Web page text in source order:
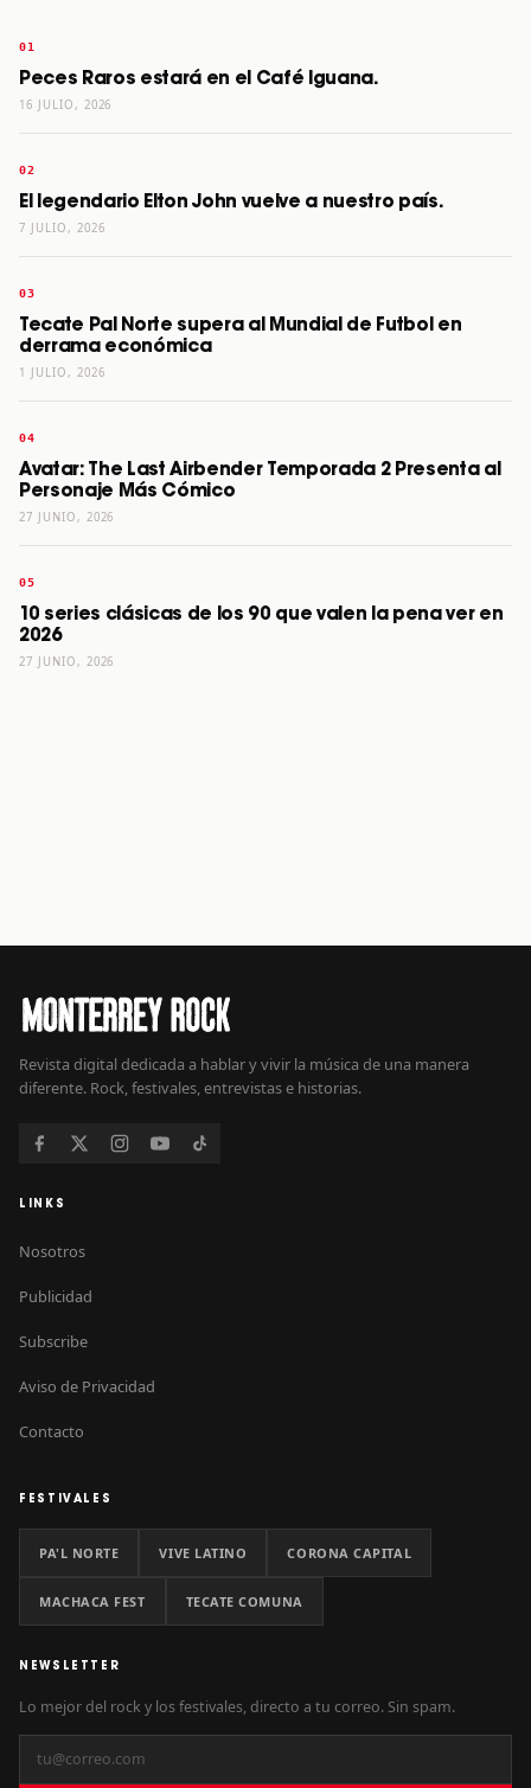
Peces Raros estará en el Café Iguana.
16 JULIO, 2026
El legendario Elton John vuelve a nuestro país.
7 JULIO, 2026
Tecate Pal Norte supera al Mundial de Futbol en
derrama económica
1 JULIO, 2026
Avatar: The Last Airbender Temporada 2 Presenta al
Personaje Más Cómico
27 JUNIO, 2026
10 series clásicas de los 90 que valen la pena ver en
2026
27 JUNIO, 2026
Revista digital dedicada a hablar y vivir la música de una manera
diferente. Rock, festivales, entrevistas e historias.
LINKS
Nosotros
Publicidad
Subscribe
Aviso de Privacidad
Contacto
FESTIVALES
PA'L NORTE VIVE LATINO CORONA CAPITAL
MACHACA FEST TECATE COMUNA
NEWSLETTER
Lo mejor del rock y los festivales, directo a tu correo. Sin spam.